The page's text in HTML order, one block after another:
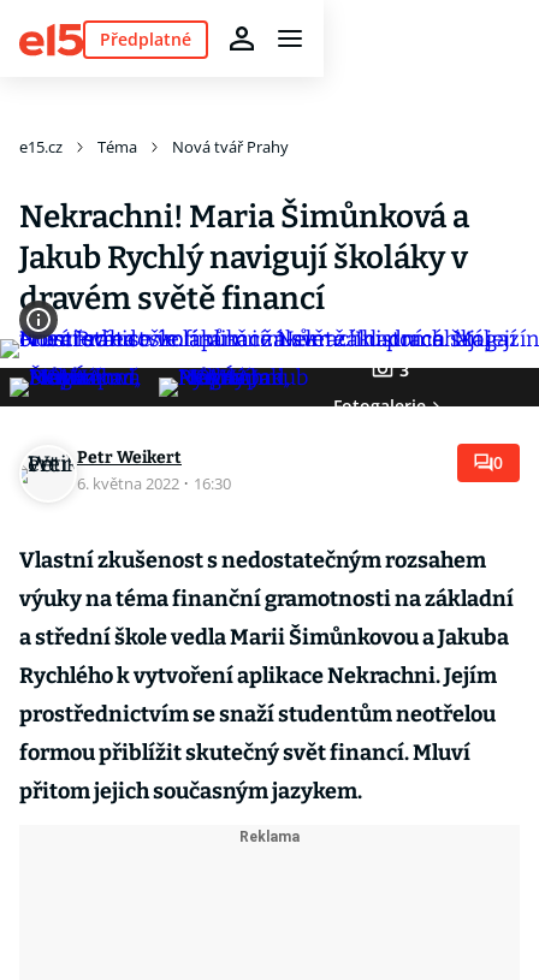
Předplatné
e15.cz Téma Nová tvář Prahy
Nekrachni! Maria Šimůnková a
Jakub Rychlý navigují školáky v
dravém světě financí
3
Fotogalerie
Petr Weikert
6. května 2022 · 16:30
0
Vlastní zkušenost s nedostatečným rozsahem
výuky na téma finanční gramotnosti na základní
a střední škole vedla Marii Šimůnkovou a Jakuba
Rychlého k vytvoření aplikace Nekrachni. Jejím
prostřednictvím se snaží studentům neotřelou
formou přiblížit skutečný svět financí. Mluví
přitom jejich současným jazykem.